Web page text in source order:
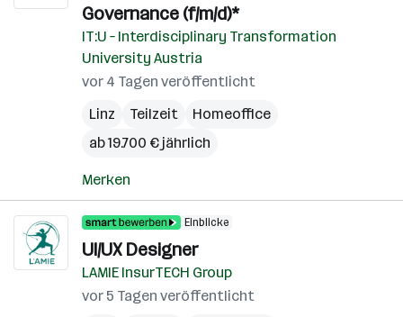
Governance (f/m/d)*
IT:U – Interdisciplinary Transformation
University Austria
vor 4 Tagen veröffentlicht
Linz
Teilzeit
Homeoffice
ab 19.700 € jährlich
Merken
Einblicke
UI/UX Designer
LAMIE InsurTECH Group
vor 5 Tagen veröffentlicht